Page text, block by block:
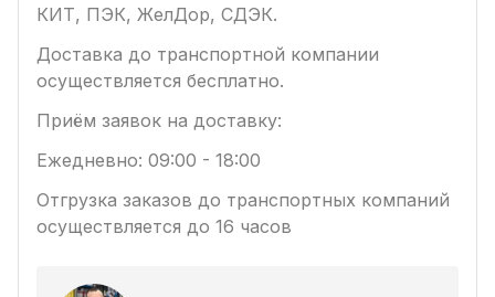
КИТ, ПЭК, ЖелДор, СДЭК.
Доставка до транспортной компании
осуществляется бесплатно.
Приём заявок на доставку:
Ежедневно: 09:00 - 18:00
Отгрузка заказов до транспортных компаний
осуществляется до 16 часов